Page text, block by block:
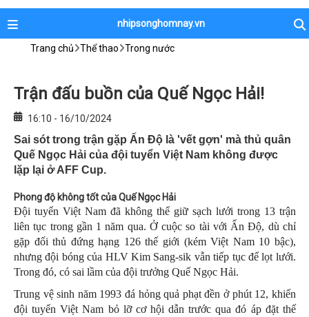
nhipsonghomnay.vn
Trang chủ Thể thao Trong nước
Trận đấu buồn của Quế Ngọc Hải!
16:10 - 16/10/2024
Sai sót trong trận gặp Ấn Độ là 'vết gợn' mà thủ quân
Quế Ngọc Hải của đội tuyển Việt Nam không được
lặp lại ở AFF Cup.
Phong độ không tốt của Quế Ngọc Hải
Đội tuyển Việt Nam đã không thể giữ sạch lưới trong 13 trận
liên tục trong gần 1 năm qua. Ở cuộc so tài với Ấn Độ, dù chỉ
gặp đối thủ đứng hạng 126 thế giới (kém Việt Nam 10 bậc),
nhưng đội bóng của HLV Kim Sang-sik vẫn tiếp tục để lọt lưới.
Trong đó, có sai lầm của đội trưởng Quế Ngọc Hải.
Trung vệ sinh năm 1993 đá hỏng quả phạt đền ở phút 12, khiến
đội tuyển Việt Nam bỏ lỡ cơ hội dẫn trước qua đó áp đặt thế